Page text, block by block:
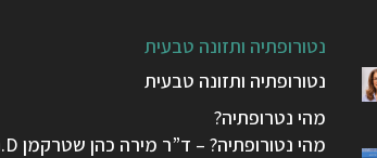
נטורופתיה ותזונה טבעית
נטורופתיה ותזונה טבעית
מהי נטרופתיה?
מהי נטורופתיה? – ד”ר מירה כהן שטרקמן Ph.D